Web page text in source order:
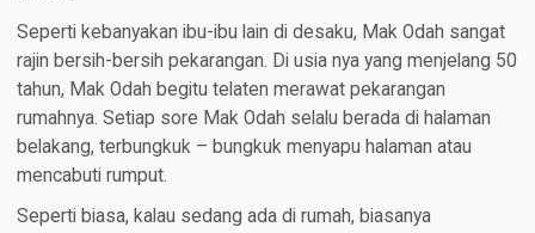
Seperti kebanyakan ibu-ibu lain di desaku, Mak Odah sangat
rajin bersih-bersih pekarangan. Di usia nya yang menjelang 50
tahun, Mak Odah begitu telaten merawat pekarangan
rumahnya. Setiap sore Mak Odah selalu berada di halaman
belakang, terbungkuk – bungkuk menyapu halaman atau
mencabuti rumput.
Seperti biasa, kalau sedang ada di rumah, biasanya